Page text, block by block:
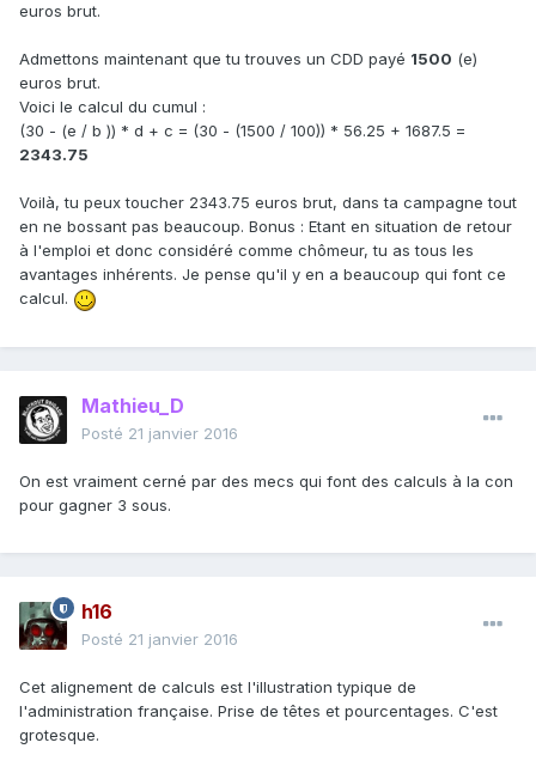
euros brut.
Admettons maintenant que tu trouves un CDD payé 1500 (e)
euros brut.
Voici le calcul du cumul :
(30 - (e / b )) * d + c = (30 - (1500 / 100)) * 56.25 + 1687.5 =
2343.75
Voilà, tu peux toucher 2343.75 euros brut, dans ta campagne tout
en ne bossant pas beaucoup. Bonus : Etant en situation de retour
à l'emploi et donc considéré comme chômeur, tu as tous les
avantages inhérents. Je pense qu'il y en a beaucoup qui font ce
calcul.
Mathieu_D
Posté 21 janvier 2016
On est vraiment cerné par des mecs qui font des calculs à la con
pour gagner 3 sous.
h16
Posté 21 janvier 2016
Cet alignement de calculs est l'illustration typique de
l'administration française. Prise de têtes et pourcentages. C'est
grotesque.